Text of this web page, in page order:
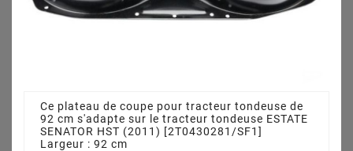
Ce plateau de coupe pour tracteur tondeuse de
92 cm s'adapte sur le tracteur tondeuse ESTATE
SENATOR HST (2011) [2T0430281/SF1]
Largeur : 92 cm